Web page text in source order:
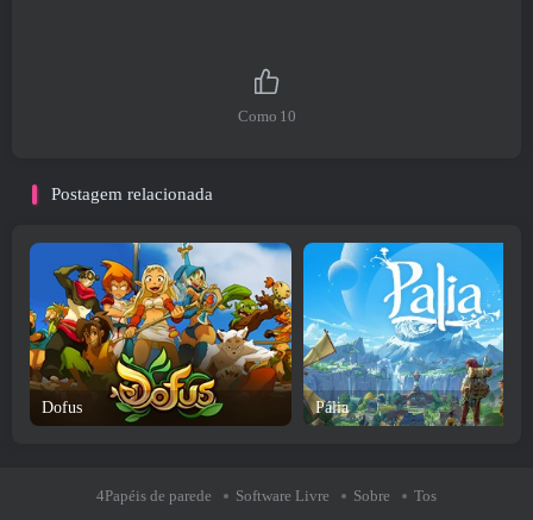
Como 10
Postagem relacionada
Dofus Pália
4Papéis de parede Software Livre Sobre Tos